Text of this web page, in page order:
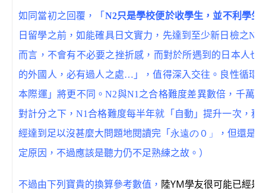
如同當初之回覆， 「 N2只是學校便於收學生，並不利學生
日留學之前，如能確具日文實力，先達到至少新日檢之
而言，不會有不必要之挫折感，而對於所遇到的日本人
的外國人，必有過人之處…」，值得深入交往。良性循環
本際運」將更不同。N2與N1之合格難度差異數倍，千萬
對計分之下，N1合格難度每半年就「自動」提升一次，
經達到足以沒甚麼大問題地閱讀完「 永遠の０」
，但還是
定原因，不過應該是聽力仍不足熟練之故。）
不過由下列寶貴的換算參考數值， 陸YM學友很可能已經是